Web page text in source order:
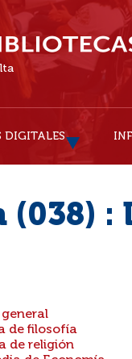
DIGITALES
(038) :
de filosofía
de religión